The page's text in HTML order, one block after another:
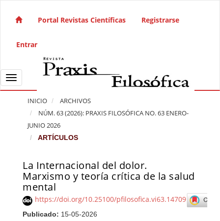
Navegación principal
Barra lateral
Portal Revistas Científicas Registrarse
Entrar
Toggle navigation
INICIO
ARCHIVOS
NÚM. 63 (2026): PRAXIS FILOSÓFICA NO. 63 ENERO-
JUNIO 2026
ARTÍCULOS
La Internacional del dolor.
Marxismo y teoría crítica de la salud
mental
https://doi.org/10.25100/pfilosofica.vi63.14709
Publicado: 15-05-2026
Barra lateral del artículo